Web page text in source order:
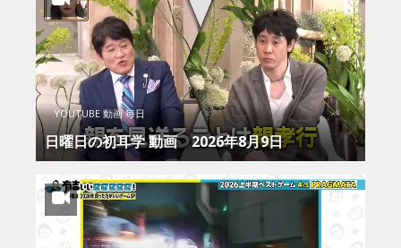
YOUTUBE 動画 毎日
日曜日の初耳学 動画 2026年8月9日